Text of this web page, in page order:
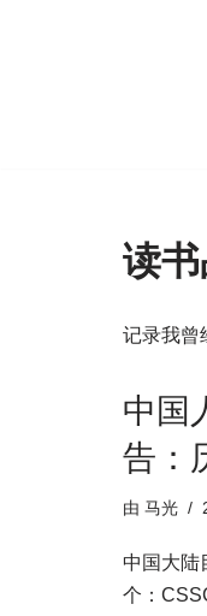
读
记录我曾
中国
告：
由 马光
中国大陆
个：